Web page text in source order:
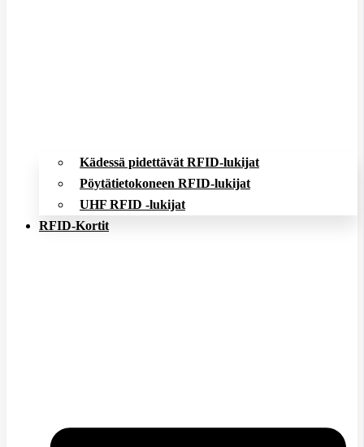
Kädessä pidettävät RFID-lukijat
Pöytätietokoneen RFID-lukijat
UHF RFID -lukijat
RFID-Kortit